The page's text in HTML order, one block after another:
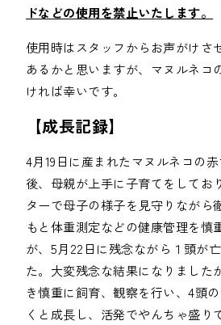
ドなどの使用を禁止いたします。
使用時はスタッフからお声がけさ
あるかと思いますが、マヌルネコ
ければ幸いです。
4月19日に産まれたマヌルネコの
後、母親が上手に子育てをしてお
ターで母子の様子を見守りながら
もと体重測定などの健康管理を慎
が、5月22日に残念ながら１頭が
た。大変残念な結果になりました
き慎重に飼育、観察を行い、4頭
くと成長し、活発でやんちゃ盛り